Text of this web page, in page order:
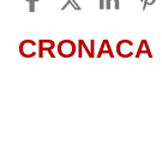
CRONACA